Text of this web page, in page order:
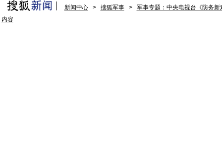
新闻中心 > 搜狐军事 >
军事专题：中央电视台《防务新
内容